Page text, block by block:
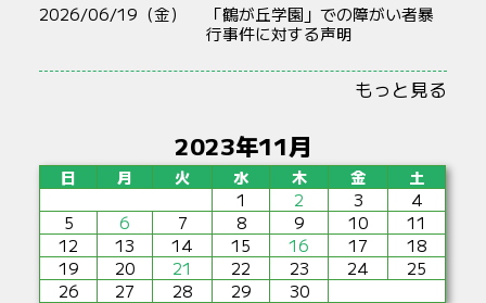
2026/06/19（金）
「鶴が丘学園」での障がい者暴
行事件に対する声明
もっと見る
2023年11月
日 月 火 水 木 金
土
1
2 3
4
5
6 7 8 9 10
11
12
13 14 15 16 17
18
19
20 21 22 23 24
25
26
27 28 29 30